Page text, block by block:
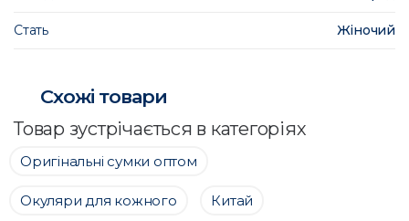
Стать Жіночий
Схожі товари
Товар зустрічається в категоріях
Оригінальні сумки оптом
Окуляри для кожного Китай